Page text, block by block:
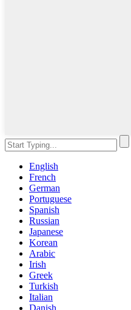
English
French
German
Portuguese
Spanish
Russian
Japanese
Korean
Arabic
Irish
Greek
Turkish
Italian
Danish